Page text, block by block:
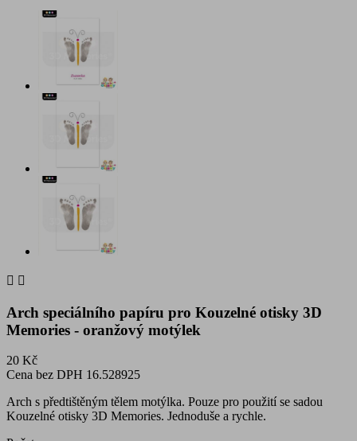
 
Arch speciálního papíru pro Kouzelné otisky 3D
Memories - oranžový motýlek
20 Kč
Cena bez DPH 16.528925
Arch s předtištěným tělem motýlka. Pouze pro použití se sadou
Kouzelné otisky 3D Memories. Jednoduše a rychle.